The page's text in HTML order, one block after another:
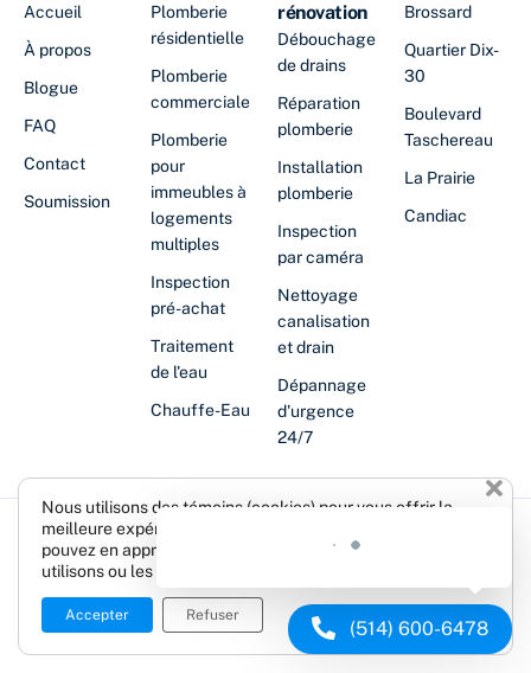
Accueil
À propos
Blogue
FAQ
Contact
Soumission
Plomberie
résidentielle
Plomberie
commerciale
Plomberie
pour
immeubles à
logements
multiples
Inspection
pré-achat
Traitement
de l'eau
Chauffe-Eau
rénovation
Débouchage
de drains
Réparation
plomberie
Installation
plomberie
Inspection
par caméra
Nettoyage
canalisation
et drain
Dépannage
d'urgence
24/7
Brossard
Quartier Dix-
30
Boulevard
Taschereau
La Prairie
Candiac
© Plombier Brossard • Tous droits réservés.
Termes et conditions Politique de confidentialité
Nous utilisons des témoins (cookies) pour vous offrir la
meilleure expérience possible sur notre site web. Vous
pouvez en apprendre davantage sur les témoins que nous
utilisons ou les désactiver dans les
Accepter Refuser
(514) 600-6478